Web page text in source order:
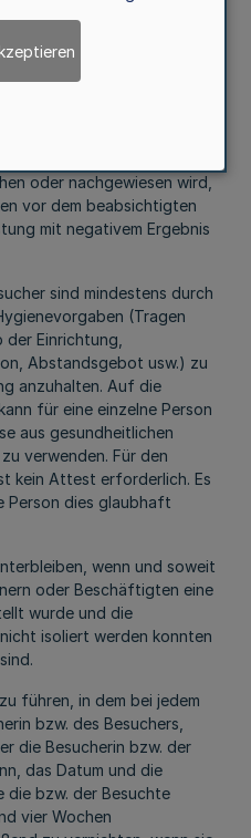
Der Zutritt ist
ein PoC-Test durchgeführt
ist. Wenn eine
potentieller Besucher eine
medizinischen Gründe
die der Durchführung
oder nachgewiesen wird,
vor dem beabsichtigten
mit negativem Ergebnis
sind mindestens durch
(Tragen
der Einrichtung,
Abstandsgebot usw.) zu
anzuhalten. Auf die
für eine einzelne Person
aus gesundheitlichen
verwenden. Für den
kein Attest erforderlich. Es
dies glaubhaft
wenn und soweit
oder Beschäftigten eine
wurde und die
isoliert werden konnten
führen, in dem bei jedem
bzw. des Besuchers,
die Besucherin bzw. der
das Datum und die
die bzw. der Besuchte
vier Wochen